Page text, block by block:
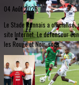
04 Août 2026
Le Stade Rennais a
site Internet. Le défenseur
les Rouge et Noir, sous...